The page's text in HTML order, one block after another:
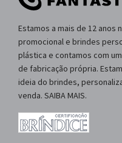
Estamos a mais de 12 anos
promocional e brindes
plástica e contamos com
de fabricação própria.
ideia do brindes,
venda. SAIBA MAIS.